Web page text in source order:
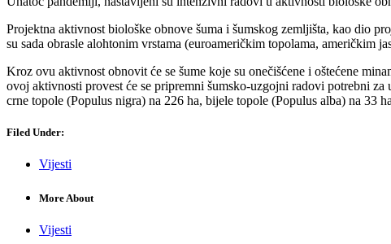
Projektna aktivnost biološke obnove šuma i šumskog zemljišta, kao dio
su sada obrasle alohtonim vrstama (euroameričkim topolama, američkim
Kroz ovu aktivnost obnovit će se šume koje su onečišćene i oštećene
ovoj aktivnosti provest će se pripremni šumsko-uzgojni radovi potrebni
crne topole (Populus nigra) na 226 ha, bijele topole (Populus alba) na 33
Filed Under:
Vijesti
More About
Vijesti